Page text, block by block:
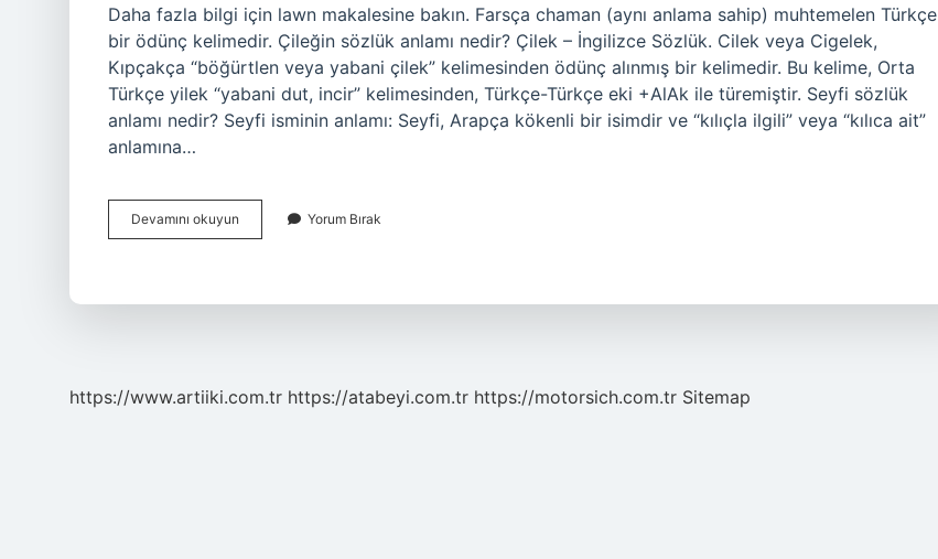
Daha fazla bilgi için lawn makalesine bakın. Farsça chaman (aynı anlama sahip) muhtemelen Türkçe
bir ödünç kelimedir. Çileğin sözlük anlamı nedir? Çilek – İngilizce Sözlük. Cilek veya Cigelek,
Kıpçakça “böğürtlen veya yabani çilek” kelimesinden ödünç alınmış bir kelimedir. Bu kelime, Orta
Türkçe yilek “yabani dut, incir” kelimesinden, Türkçe-Türkçe eki +AlAk ile türemiştir. Seyfi sözlük
anlamı nedir? Seyfi isminin anlamı: Seyfi, Arapça kökenli bir isimdir ve “kılıçla ilgili” veya “kılıca ait”
anlamına…
Devamını okuyun
Kelimesinin
Yorum Bırak
https://www.artiiki.com.tr https://atabeyi.com.tr https://motorsich.com.tr Sitemap